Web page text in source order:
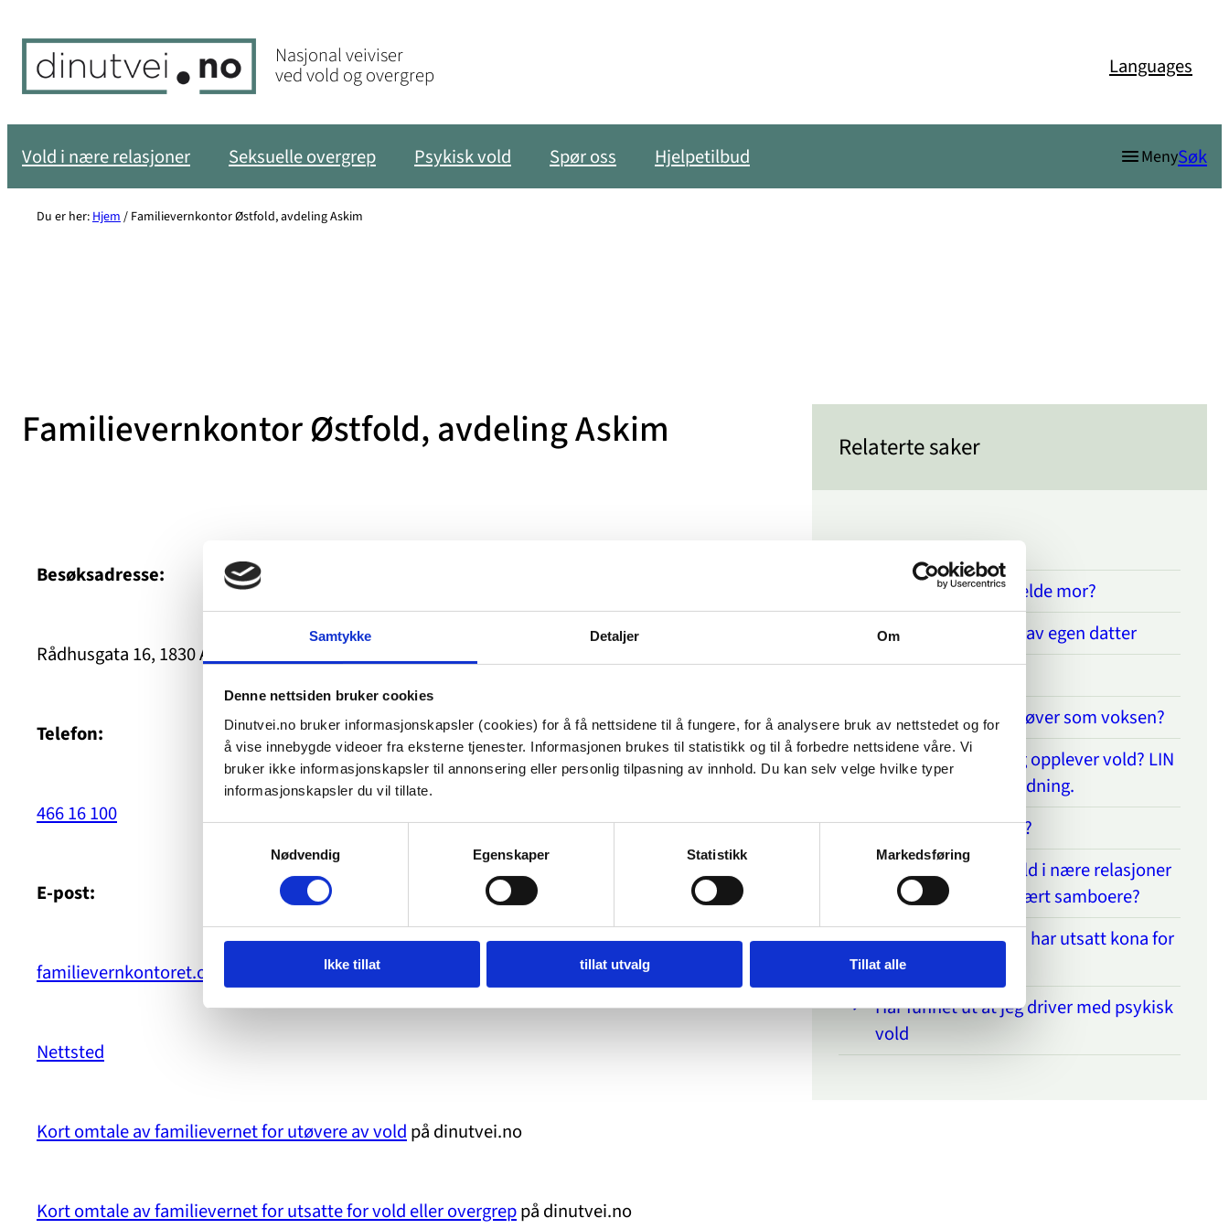
Samtykke Detaljer Om
Denne nettsiden bruker cookies
Dinutvei.no bruker informasjonskapsler (cookies) for å få nettsidene til å fungere, for å analysere bruk av nettstedet og for
å vise innebygde videoer fra eksterne tjenester. Informasjonen brukes til statistikk og til å forbedre nettsidene våre. Vi
bruker ikke informasjonskapsler til annonsering eller personlig tilpasning av innhold. Du kan selv velge hvilke typer
informasjonskapsler du vil tillate.
Nødvendig
Egenskaper Statistikk Markedsføring
Ikke tillat tillat utvalg Tillat alle
innhold
Nasjonal veiviser
ved vold og overgrep Languages
Vold i nære relasjoner Seksuelle overgrep Psykisk vold Spør oss Hjelpetilbud MenySøk
Du er her:Hjem/ Familievernkontor Østfold, avdeling Askim
Familievernkontor Østfold, avdeling Askim
Besøksadresse:
Rådhusgata 16, 1830 Askim
Telefon:
466 16 100
E-post:
familievernkontoret.ostfold@bufetat.no
Nettsted
Kort omtale av familievernet for utøvere av vold på dinutvei.no
Kort omtale av familievernet for utsatte for vold eller overgreppå dinutvei.no
Relaterte saker
Fortsettelsesvold
Er det mulig å anmelde mor?
Redd for å bli drept av egen datter
Utsatt som barn, utøver som voksen?
Er du innvandrer og opplever vold? LIN
kan gi hjelp og veiledning.
What is dinutvei.no?
Gjelder §282 om vold i nære relasjoner
hvis man ikke har vært samboere?
Kollega fortalte han har utsatt kona for
psykisk vold
Har funnet ut at jeg driver med psykisk
vold